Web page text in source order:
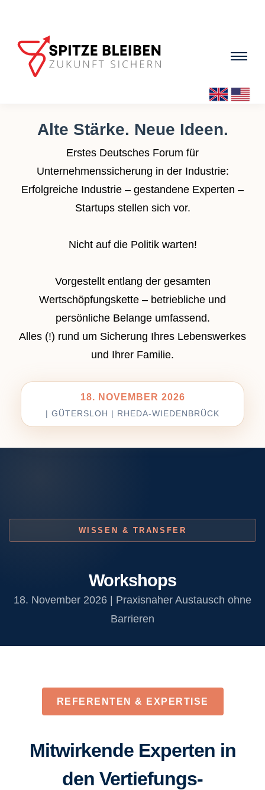
Profil & Engagement
Video-Vorstellung
Cannobe
BESUCHERANMELDUNG
MITWIRKENDE
Startups
Workshops
Gespräche mit unseren Ausstellern &
Industriepartnern
MACHER & NACHFOLGE
Alte Stärke. Neue Ideen.
Erstes Deutsches Forum für
Unternehmenssicherung in der Industrie:
Erfolgreiche Industrie – gestandene Experten –
Startups stellen sich vor.
Nicht auf die Politik warten!
Vorgestellt entlang der gesamten
Wertschöpfungskette – betriebliche und
persönliche Belange umfassend.
Alles (!) rund um Sicherung Ihres Lebenswerkes
und Ihrer Familie.
18. NOVEMBER 2026
| GÜTERSLOH | RHEDA-WIEDENBRÜCK
WISSEN & TRANSFER
Workshops
18. November 2026 | Praxisnaher Austausch ohne
Barrieren
REFERENTEN & EXPERTISE
Mitwirkende Experten in
den Vertiefungs-